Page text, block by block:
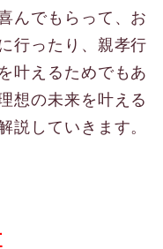
んでもらって、お
行ったり、親孝行
叶えるためでもあ
想の未来を叶える
説していきます。